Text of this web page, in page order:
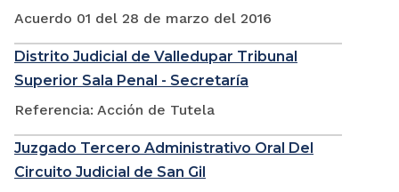
Acuerdo 01 del 28 de marzo del 2016
Distrito Judicial de Valledupar Tribunal
Superior Sala Penal - Secretaría
Referencia: Acción de Tutela
Juzgado Tercero Administrativo Oral Del
Circuito Judicial de San Gil